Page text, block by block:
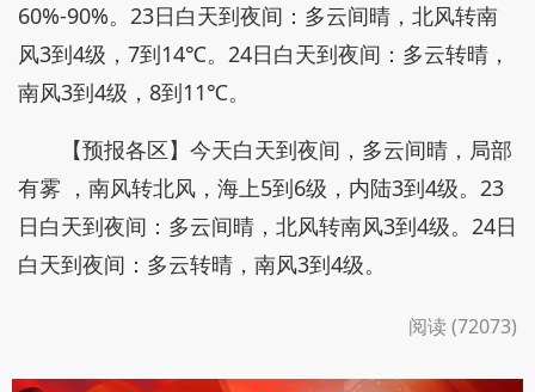
60%-90%。23日白天到夜间：多云间晴，北风转南
风3到4级，7到14℃。24日白天到夜间：多云转晴，
南风3到4级，8到11℃。
【预报各区】今天白天到夜间，多云间晴，局部
有雾 ，南风转北风，海上5到6级，内陆3到4级。23
日白天到夜间：多云间晴，北风转南风3到4级。24日
白天到夜间：多云转晴，南风3到4级。
阅读 (72073)